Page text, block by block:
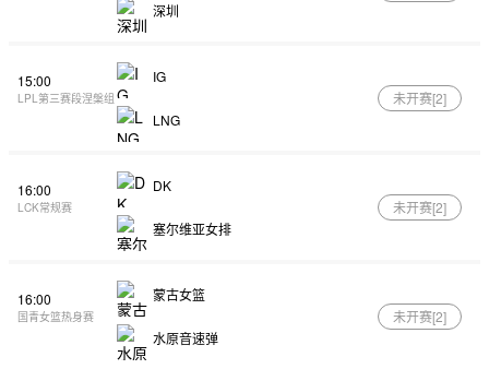
深圳
15:00
LPL第三赛段涅槃组
IG
LNG
未开赛[2]
16:00
LCK常规赛
DK
塞尔维亚女排
未开赛[2]
16:00
国青女篮热身赛
蒙古女篮
水原音速弹
未开赛[2]